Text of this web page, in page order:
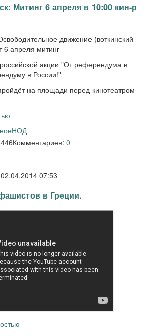
Митинг 6 апреля в 10:00 кин-р
движение (воткинский
6 апреля митинг
акции "От референдума в
в России!"
на площади перед кинотеатром
НОД
Комментариев: 0
02.04.2014 07:53
в Греции.